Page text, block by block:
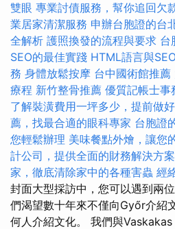
雙眼 專業討債服務，幫你追回欠
業居家清潔服務 申辦台胞證的台
全解析 護照換發的流程與要求 台
SEO的最佳實踐 HTML語言與
務 身體放鬆按摩 台中國術館推薦
療程 新竹整骨推薦 優質記帳士事
了解裝潢費用一坪多少，提前做
薦，找最合適的眼科專家 台胞證
您輕鬆辦理 美味餐點外燴，讓您
計公司，提供全面的財務解決方案
家，徹底清除家中的各種害蟲 經
封面大型採訪中，您可以遇到兩
們渴望數十年來不僅向Győr介紹
何人介紹文化。 我們與